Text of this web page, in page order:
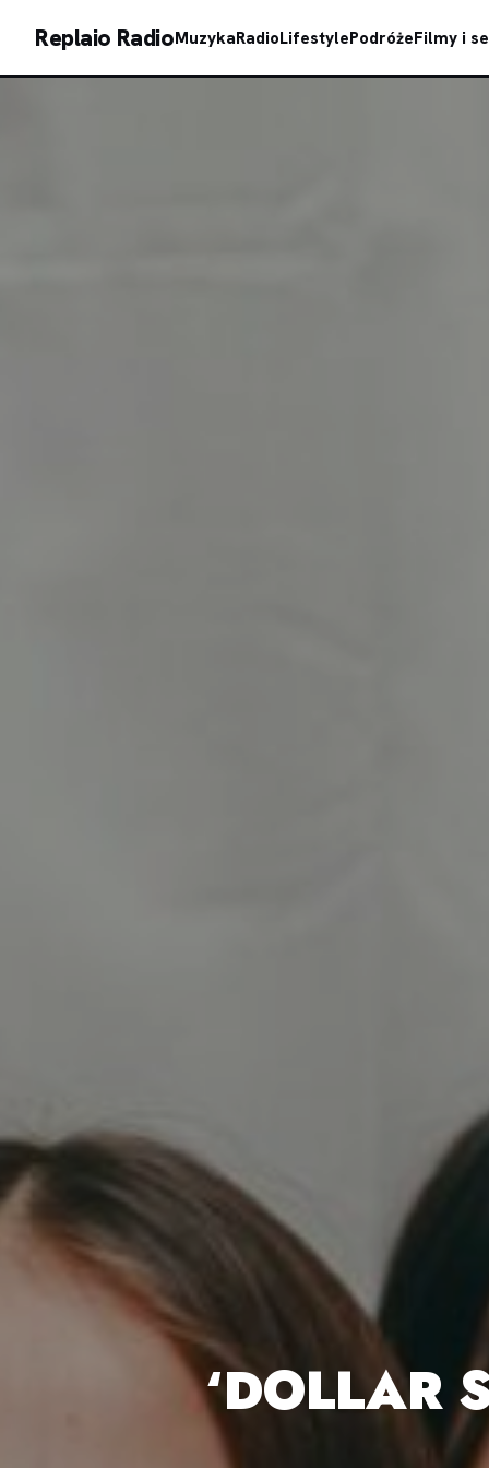
Replaio RadioMuzykaRadioLifestylePodróżeFilmy i
‘DOLLAR